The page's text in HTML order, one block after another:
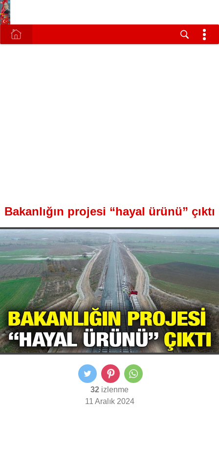
Bakanlığın projesi “hayal ürünü” çıktı
32 izlenme
11 Aralık 2024